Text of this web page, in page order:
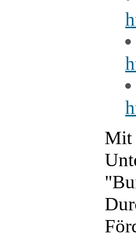
Mit